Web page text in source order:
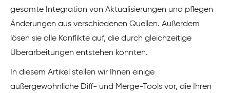
gesamte Integration von Aktualisierungen und pflegen
Änderungen aus verschiedenen Quellen. Außerdem
lösen sie alle Konflikte auf, die durch gleichzeitige
Überarbeitungen entstehen könnten.
In diesem Artikel stellen wir Ihnen einige
außergewöhnliche Diff- und Merge-Tools vor, die Ihren